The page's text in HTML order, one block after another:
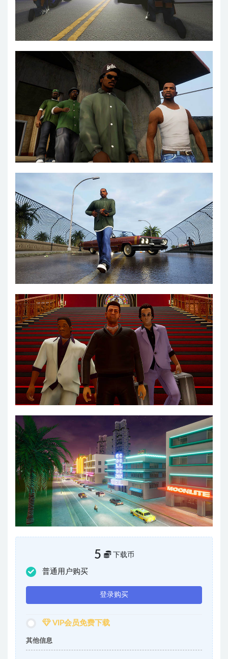
5 下载币
普通用户购买
登录购买
VIP会员免费下载
其他信息